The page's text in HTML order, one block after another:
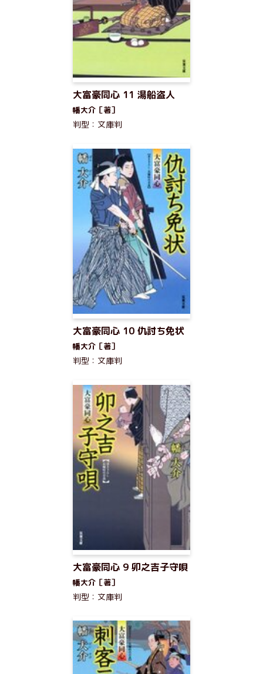
大富豪同心 11 湯船盗人
幡大介［著］
判型：文庫判
大富豪同心 10 仇討ち免状
幡大介［著］
判型：文庫判
大富豪同心 9 卯之吉子守唄
幡大介［著］
判型：文庫判